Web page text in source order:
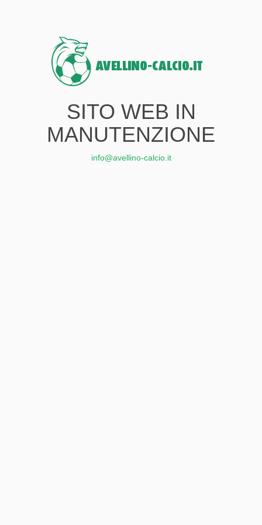
SITO WEB IN
MANUTENZIONE
info@avellino-calcio.it